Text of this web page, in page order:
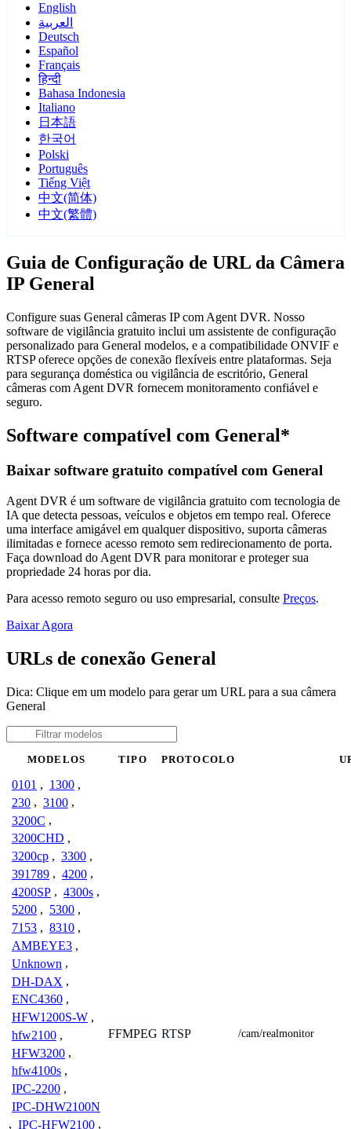
English
العربية
Deutsch
Español
Français
हिन्दी
Bahasa Indonesia
Italiano
日本語
한국어
Polski
Português
Tiếng Việt
中文(简体)
中文(繁體)
Guia de Configuração de URL da Câmera
IP General
Configure suas General câmeras IP com Agent DVR. Nosso
software de vigilância gratuito inclui um assistente de configuração
personalizado para General modelos, e a compatibilidade ONVIF e
RTSP oferece opções de conexão flexíveis entre plataformas. Seja
para segurança doméstica ou vigilância de escritório, General
câmeras com Agent DVR fornecem monitoramento confiável e
seguro.
Software compatível com General*
Baixar software gratuito compatível com General
Agent DVR é um software de vigilância gratuito com tecnologia de
IA que detecta pessoas, veículos e objetos em tempo real. Oferece
uma interface amigável em qualquer dispositivo, suporta câmeras
ilimitadas e fornece acesso remoto sem redirecionamento de porta.
Faça download do Agent DVR para monitorar e proteger sua
propriedade 24 horas por dia.
Para acesso remoto seguro ou uso empresarial, consulte Preços.
Baixar Agora
URLs de conexão General
Dica: Clique em um modelo para gerar um URL para a sua câmera
General
MODELOS TIPO PROTOCOLO
0101 , 1300 ,
230 , 3100 ,
3200C ,
3200CHD ,
3200cp , 3300 ,
391789 , 4200 ,
4200SP , 4300s ,
5200 , 5300 ,
7153 , 8310 ,
AMBEYE3 ,
Unknown ,
DH-DAX ,
ENC4360 ,
HFW1200S-W ,
hfw2100 ,
HFW3200 ,
hfw4100s ,
IPC-2200 ,
IPC-DHW2100N
, IPC-HFW2100 ,
FFMPEG RTSP /cam/realmonitor